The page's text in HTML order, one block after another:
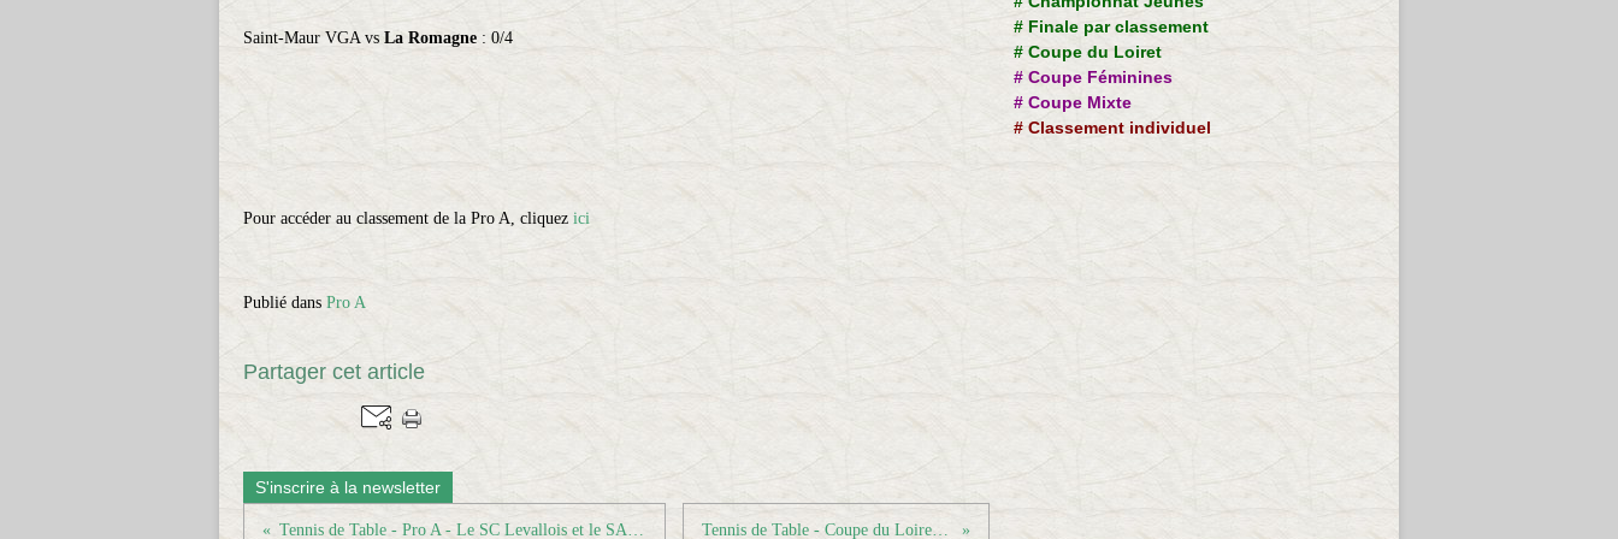
Saint-Maur VGA vs La Romagne : 0/4
Pour accéder au classement de la Pro A, cliquez ici
Publié dans Pro A
Partager cet article
S'inscrire à la newsletter
Tennis de Table - Pro A - Le SC Levallois et le SAG Cestas se retire de la Pro A dès la saison prochaine Tennis de Table - Coupe du Loiret - Clôture des inscriptions le 15 Mars
# Finale par classement
# Coupe du Loiret
# Coupe Féminines
# Coupe Mixte
#Classement individuel